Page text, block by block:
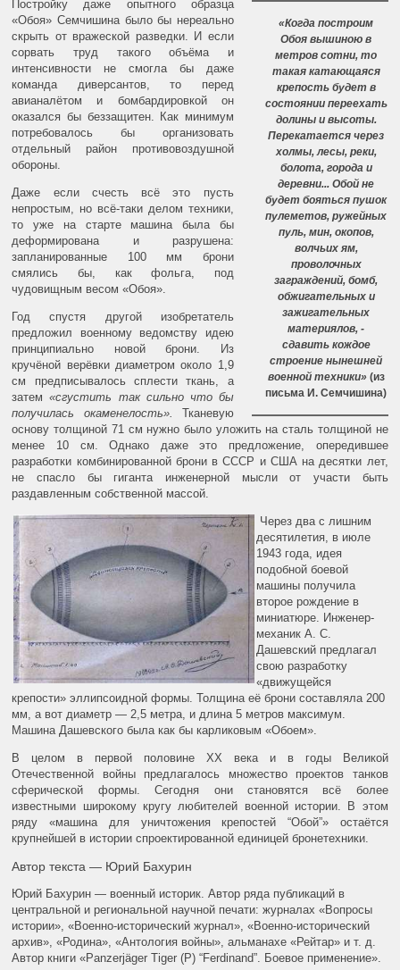
«Когда построим
Обоя вышиною в
метров сотни, то
такая катающаяся
крепость будет в
состоянии переехать
долины и высоты.
Перекатается через
холмы, лесы, реки,
болота, города и
деревни... Обой не
будет бояться пушок
пулеметов, ружейных
пуль, мин, окопов,
волчьих ям,
проволочных
заграждений, бомб,
обжигательных и
зажигательных
материялов, -
сдавить кождое
строение нынешней
военной техники»(из
письма И. Семчишина)
Постройку даже опытного образца
«Обоя» Семчишина было бы нереально
скрыть от вражеской разведки. И если
сорвать труд такого объёма и
интенсивности не смогла бы даже
команда диверсантов, то перед
авианалётом и бомбардировкой он
оказался бы беззащитен. Как минимум
потребовалось бы организовать
отдельный район противовоздушной
обороны.
Даже если счесть всё это пусть
непростым, но всё-таки делом техники,
то уже на старте машина была бы
деформирована и разрушена:
запланированные 100 мм брони
смялись бы, как фольга, под
чудовищным весом «Обоя».
Год спустя другой изобретатель
предложил военному ведомству идею
принципиально новой брони. Из
кручёной верёвки диаметром около 1,9
см предписывалось сплести ткань, а
затем«сгустить так сильно что бы
получилась окаменелость».
Тканевую
основу толщиной 71 см нужно было уложить на сталь толщиной не
менее 10 см. Однако даже это предложение, опередившее
разработки комбинированной брони в СССР и США на десятки лет,
не спасло бы гиганта инженерной мысли от участи быть
раздавленным собственной массой.
Через два с лишним
десятилетия, в июле
1943 года, идея
подобной боевой
машины получила
второе рождение в
миниатюре. Инженер-
механик А. С.
Дашевский предлагал
свою разработку
«движущейся
крепости» эллипсоидной формы. Толщина её брони составляла 200
мм, а вот диаметр — 2,5 метра, и длина 5 метров максимум.
Машина Дашевского была как бы карликовым «Обоем».
В целом в первой половине ХХ века и в годы Великой
Отечественной войны предлагалось множество проектов танков
сферической формы. Сегодня они становятся всё более
известными широкому кругу любителей военной истории. В этом
ряду «машина для уничтожения крепостей “Обой”» остаётся
крупнейшей в истории спроектированной единицей бронетехники.
Автор текста — Юрий Бахурин
Юрий Бахурин — военный историк. Автор ряда публикаций в
центральной и региональной научной печати: журналах «Вопросы
истории», «Военно-исторический журнал», «Военно-исторический
архив», «Родина», «Антология войны», альманахе «Рейтар» и т. д.
Автор книги «Panzerjäger Tiger (P) “Ferdinand”. Боевое применение».